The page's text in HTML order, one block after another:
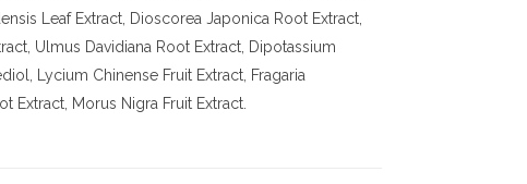
Leaf Extract, Dioscorea Japonica Root Extract,
Ulmus Davidiana Root Extract, Dipotassium
Lycium Chinense Fruit Extract, Fragaria
Extract, Morus Nigra Fruit Extract.